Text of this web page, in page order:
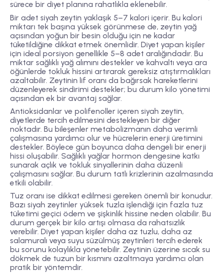
sürece bir diyet planına rahatlıkla eklenebilir.
Bir adet siyah zeytin yaklaşık 5–7 kalori içerir. Bu kalori
miktarı tek başına yüksek görünmese de, zeytin yağ
açısından yoğun bir besin olduğu için ne kadar
tüketildiğine dikkat etmek önemlidir. Diyet yapan kişiler
için ideal porsiyon genellikle 5–8 adet aralığındadır. Bu
miktar sağlıklı yağ alımını destekler ve kahvaltı veya ara
öğünlerde tokluk hissini artırarak gereksiz atıştırmalıkları
azaltabilir. Zeytinin lif oranı da bağırsak hareketlerini
düzenleyerek sindirimi destekler; bu durum kilo yönetimi
açısından ek bir avantaj sağlar.
Antioksidanlar ve polifenoller içeren siyah zeytin,
diyetlerde tercih edilmesini destekleyen bir diğer
noktadır. Bu bileşenler metabolizmanın daha verimli
çalışmasına yardımcı olur ve hücrelerin enerji üretimini
destekler. Böylece gün boyunca daha dengeli bir enerji
hissi oluşabilir. Sağlıklı yağlar hormon dengesine katkı
sunarak açlık ve tokluk sinyallerinin daha düzenli
çalışmasını sağlar. Bu durum tatlı krizlerinin azalmasında
etkili olabilir.
Tuz oranı ise dikkat edilmesi gereken önemli bir konudur.
Bazı siyah zeytinler yüksek tuzla işlendiği için fazla tuz
tüketimi geçici ödem ve şişkinlik hissine neden olabilir. Bu
durum gerçek bir kilo artışı olmasa da rahatsızlık
verebilir. Diyet yapan kişiler daha az tuzlu, daha az
salamuralı veya suyu süzülmüş zeytinleri tercih ederek
bu sorunu kolaylıkla yönetebilir. Zeytinin üzerine sıcak su
dökmek de tuzun bir kısmını azaltmaya yardımcı olan
pratik bir yöntemdir.